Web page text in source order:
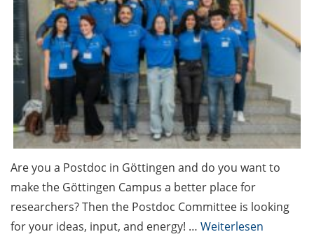
Are you a Postdoc in Göttingen and do you want to
make the Göttingen Campus a better place for
researchers? Then the Postdoc Committee is looking
for your ideas, input, and energy! … Weiterlesen